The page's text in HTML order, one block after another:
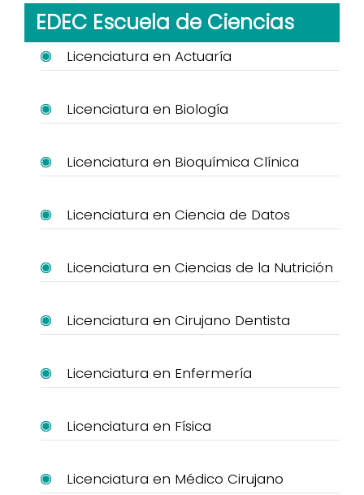
EDEC Escuela de Ciencias
Licenciatura en Actuaría
Licenciatura en Biología
Licenciatura en Bioquímica Clínica
Licenciatura en Ciencia de Datos
Licenciatura en Ciencias de la Nutrición
Licenciatura en Cirujano Dentista
Licenciatura en Enfermería
Licenciatura en Física
Licenciatura en Médico Cirujano